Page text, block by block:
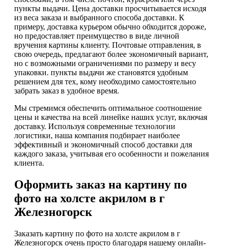
пункты выдачи. Цена доставки просчитывается исходя
из веса заказа и выбранного способа доставки. К
примеру, доставка курьером обычно обходится дороже,
но предоставляет преимущество в виде личной
вручения картины клиенту. Почтовые отправления, в
свою очередь, предлагают более экономичный вариант,
но с возможными ограничениями по размеру и весу
упаковки. пункты выдачи же становятся удобным
решением для тех, кому необходимо самостоятельно
забрать заказ в удобное время.
Мы стремимся обеспечить оптимальное соотношение
цены и качества на всей линейке наших услуг, включая
доставку. Используя современные технологии
логистики, наша компания подбирает наиболее
эффективный и экономичный способ доставки для
каждого заказа, учитывая его особенности и пожелания
клиента.
Оформить заказ на картину по
фото на холсте акрилом в г
Железногорск
Заказать картину по фото на холсте акрилом в г
Железногорск очень просто благодаря нашему онлайн-